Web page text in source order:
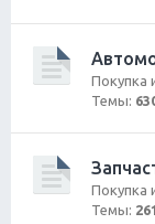
Покупка
Темы:
Покупка
Темы: